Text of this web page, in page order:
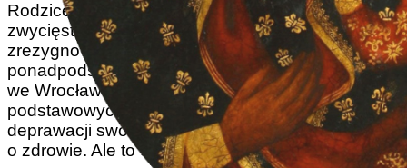
Rodzice w całej Polsce odnieśli pierwsze
zwycięstwo. Z zajęć „Edukacji zdrowotnej”
zrezygnowało aż 86 procent uczniów szkół
ponadpodstawowych w Warszawie, 92 procent
we Wrocławiu i ponad połowa dzieci w szkołach
podstawowych. To jasny sygnał: Polacy nie chcą
deprawacji swoich dzieci pod pozorem troski
o zdrowie. Ale to dopiero początek walki.